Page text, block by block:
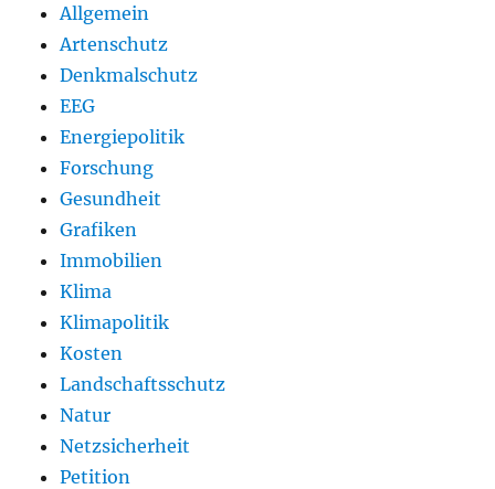
Allgemein
Artenschutz
Denkmalschutz
EEG
Energiepolitik
Forschung
Gesundheit
Grafiken
Immobilien
Klima
Klimapolitik
Kosten
Landschaftsschutz
Natur
Netzsicherheit
Petition